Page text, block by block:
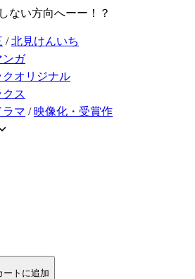
ない方向へーー！？
/北見けんいち
ンガ
クオリジナル
クス
ラマ / 映像化・受賞作
ートに追加